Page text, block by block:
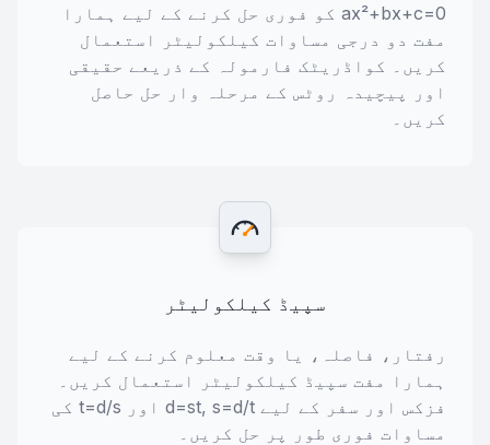
ax²+bx+c=0 کو فوری حل کرنے کے لیے ہمارا
مفت دو درجی مساوات کیلکولیٹر استعمال
کریں۔ کواڈریٹک فارمولہ کے ذریعے حقیقی
اور پیچیدہ روٹس کے مرحلہ وار حل حاصل
کریں۔
سپیڈ کیلکولیٹر
رفتار، فاصلہ، یا وقت معلوم کرنے کے لیے
ہمارا مفت سپیڈ کیلکولیٹر استعمال کریں۔
فزکس اور سفر کے لیے d=st, s=d/t اور t=d/s کی
مساوات فوری طور پر حل کریں۔